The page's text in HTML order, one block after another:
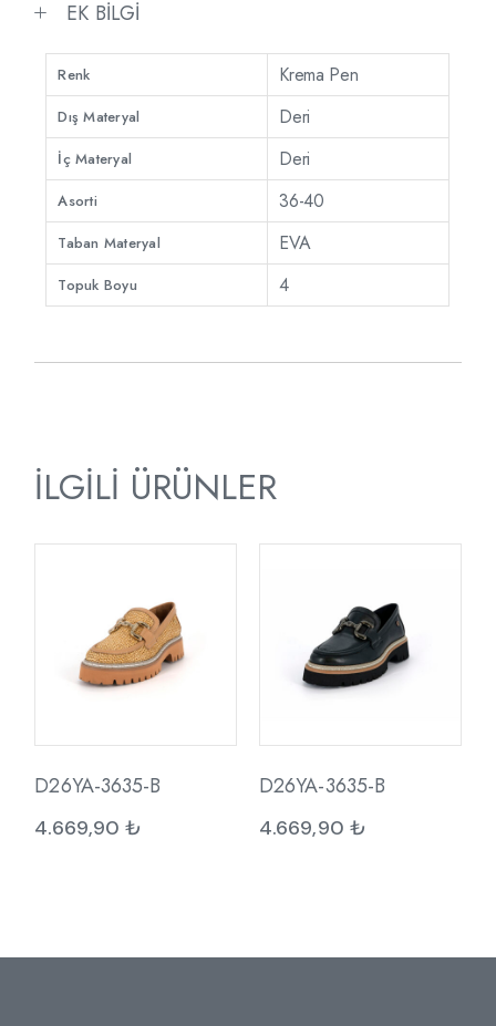
EK BILGI
Renk Krema Pen
Dış Materyal Deri
İç Materyal Deri
Asorti 36-40
Taban Materyal EVA
Topuk Boyu 4
İLGILI ÜRÜNLER
D26YA-3635-B
4.669,90₺
D26YA-3635-B
4.669,90 ₺